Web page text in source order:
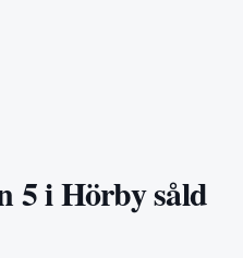
5 i Hörby såld